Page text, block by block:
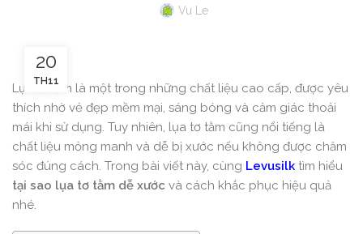
Vu Le
20
TH11
Lụa tơ tằm là một trong những chất liệu cao cấp, được yêu
thích nhờ vẻ đẹp mềm mại, sáng bóng và cảm giác thoải
mái khi sử dụng. Tuy nhiên, lụa tơ tằm cũng nổi tiếng là
chất liệu mỏng manh và dễ bị xước nếu không được chăm
sóc đúng cách. Trong bài viết này, cùng Levusilk tìm hiểu
tại sao lụa tơ tằm dễ xước và cách khắc phục hiệu quả
nhé.